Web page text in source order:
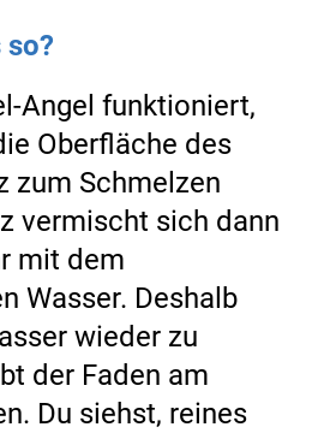
so?
Angel funktioniert,
Oberfläche des
zum Schmelzen
vermischt sich dann
mit dem
Wasser. Deshalb
wieder zu
der Faden am
Du siehst, reines